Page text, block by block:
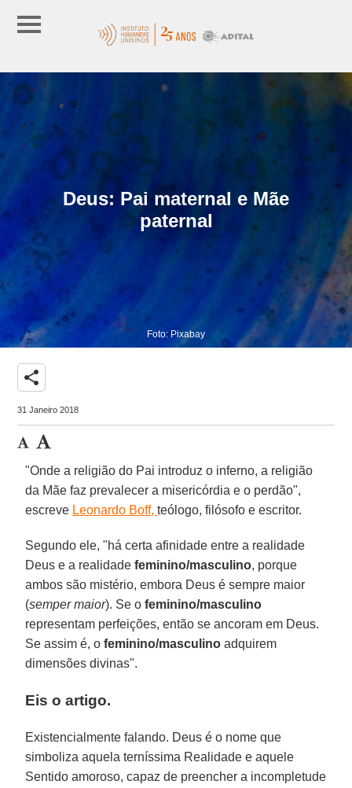
Deus: Pai maternal e Mãe
paternal
Foto: Pixabay
share
31 Janeiro 2018
"Onde a religião do Pai introduz o inferno, a religião
da Mãe faz prevalecer a misericórdia e o perdão",
escreve Leonardo Boff,teólogo, filósofo e escritor.
Segundo ele, "há certa afinidade entre a realidade
Deus e a realidadefeminino/masculino, porque
ambos são mistério, embora Deus é sempre maior
(semper maior). Se ofeminino/masculino
representam perfeições, então se ancoram em Deus.
Se assim é, ofeminino/masculino adquirem
dimensões divinas".
Eis o artigo.
Existencialmente falando. Deus é o nome que
simboliza aquela terníssima Realidade e aquele
Sentido amoroso, capaz de preencher a incompletude